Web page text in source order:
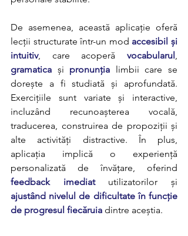
De asemenea, această aplicație oferă
lecții structurate într-un mod accesibil și
intuitiv, care acoperă vocabularul,
gramatica și pronunția limbii care se
dorește a fi studiată și aprofundată.
Exercițiile sunt variate și interactive,
incluzând recunoașterea vocală,
traducerea, construirea de propoziții și
alte activități distractive. În plus,
aplicația implică o experiență
feedback imediat
ajustând nivelul de dificultate în funcție
de progresul fiecăruia dintre aceștia.